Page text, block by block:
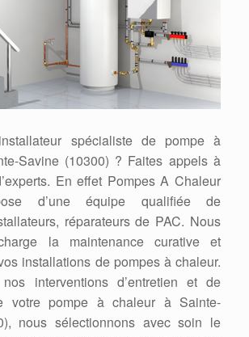
spécialiste de pompe à
Savine (10300) ? Faites appels à
En effet Pompes A Chaleur
d’une équipe qualifiée de
réparateurs de PAC. Nous
la maintenance curative et
installations de pompes à chaleur.
interventions d’entretien et de
votre pompe à chaleur à Sainte-
nous sélectionnons avec soin le